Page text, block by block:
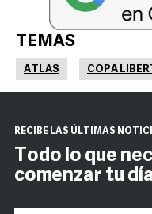
TEMAS
ATLAS COPA
RECIBE LAS ÚLTIMAS
Todo lo que
comenzar tu